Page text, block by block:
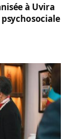
à Uvira